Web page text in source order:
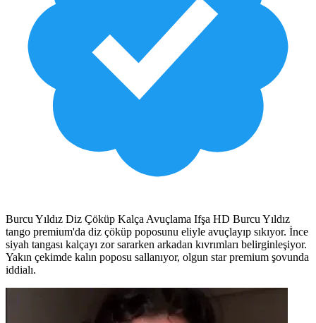
Burcu Yıldız Diz Çöküp Kalça Avuçlama Ifşa HD Burcu Yıldız
tango premium'da diz çöküp poposunu eliyle avuçlayıp sıkıyor. İnce
siyah tangası kalçayı zor sararken arkadan kıvrımları belirginleşiyor.
Yakın çekimde kalın poposu sallanıyor, olgun star premium şovunda
iddialı.